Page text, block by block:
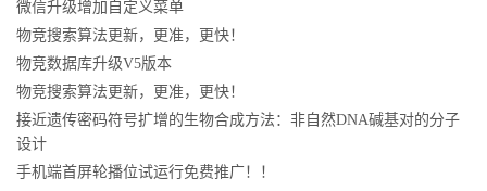
微信升级增加自定义菜单
物竞搜索算法更新，更准，更快！
物竞数据库升级V5版本
物竞搜索算法更新，更准，更快！
接近遗传密码符号扩增的生物合成方法：非自然DNA碱基对的分子
设计
手机端首屏轮播位试运行免费推广！！